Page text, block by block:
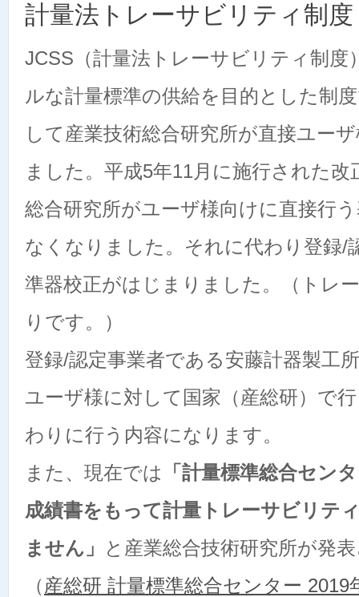
計量法トレーサビリティ制度
JCSS（計量法トレーサビリティ制度
ルな計量標準の供給を目的とした制
して産業技術総合研究所が直接ユー
ました。平成5年11月に施行された
総合研究所がユーザ様向けに直接行
なくなりました。それに代わり登録/
準器校正がはじまりました。（トレ
りです。）
登録/認定事業者である安藤計器製工
ユーザ様に対して国家（産総研）で
わりに行う内容になります。
また、現在では
「計量標準総合セン
成績書をもって計量トレーサビリテ
ません」
と産業総合技術研究所が発
（ 産総研 計量標準総合センター